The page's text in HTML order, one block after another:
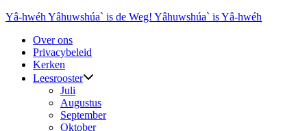
Ga
inhoud
Yâ-hwéh Yâhuwshúa` is de Weg! Yâhuwshúa` is Yâ-hwéh
Over ons
Privacybeleid
Kerken
Leesrooster
Juli
Augustus
September
Oktober